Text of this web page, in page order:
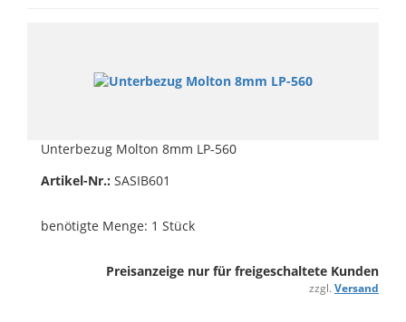
Unterbezug Molton 8mm LP-560
Artikel-Nr.: SASIB601
benötigte Menge: 1 Stück
Preisanzeige nur für freigeschaltete Kunden
zzgl. Versand